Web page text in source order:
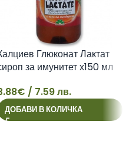
3
Глюконат Лактат
за имунитет х150 мл
€ / 7.59 лв.
ДОБАВИ В КОЛИЧКА